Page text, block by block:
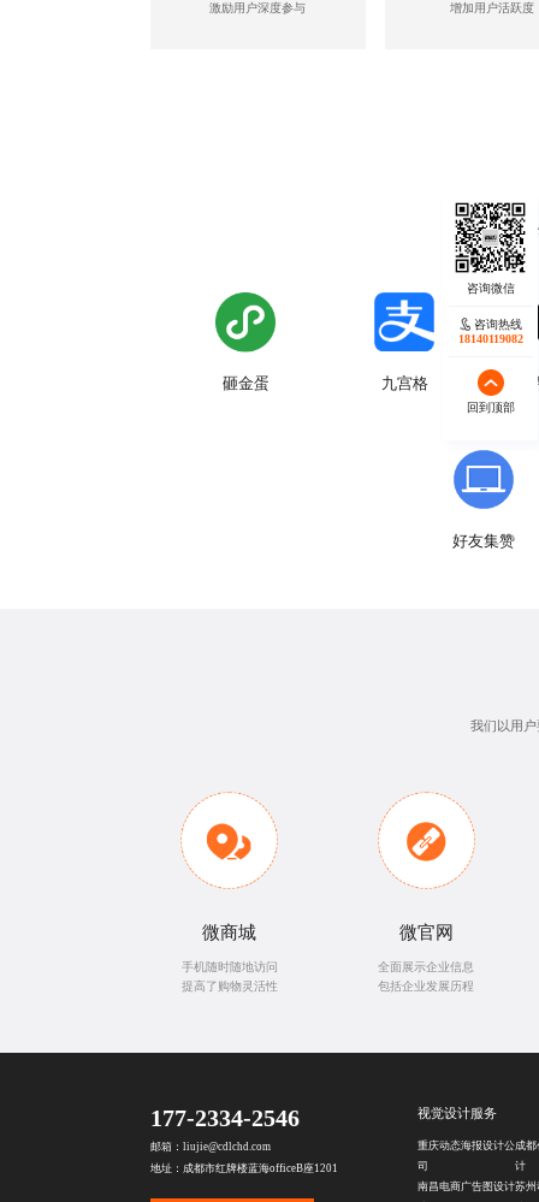
激励用户深度参与
增加用户活跃度
提供各种
砸金蛋 九宫格
好友集赞
我们以用
微商城
手机随时随地访问
提高了购物灵活性
微官网
全面展示企业信息
包括企业发展历程
咨询热线
18140119082
回到顶部
177-2334-2546
邮箱：liujie@cdlchd.com
地址：成都市红牌楼蓝海officeB座1201
视觉设计服务
重庆动态海报设计公
司
成
计
南昌电商广告图设计苏州